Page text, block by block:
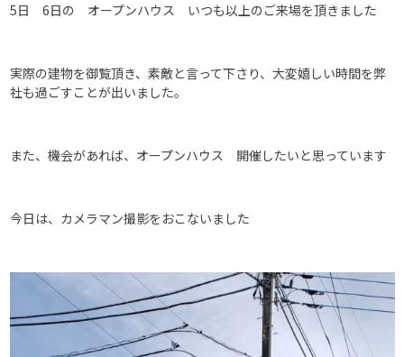
5日 6日の オープンハウス いつも以上のご来場を頂きました
実際の建物を御覧頂き、素敵と言って下さり、大変嬉しい時間を弊
社も過ごすことが出いました。
また、機会があれば、オープンハウス 開催したいと思っています
今日は、カメラマン撮影をおこないました